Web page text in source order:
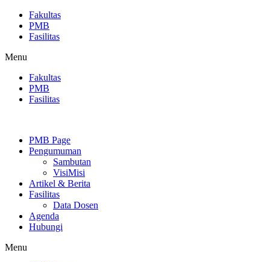
Skip
content
Fakultas
PMB
Fasilitas
Menu
Fakultas
PMB
Fasilitas
PMB Page
Pengumuman
Sambutan
VisiMisi
Artikel & Berita
Fasilitas
Data Dosen
Agenda
Hubungi
Menu